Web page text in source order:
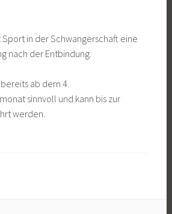
in der Schwangerschaft eine
nach der Entbindung.
ab dem 4.
sinnvoll und kann bis zur
werden.